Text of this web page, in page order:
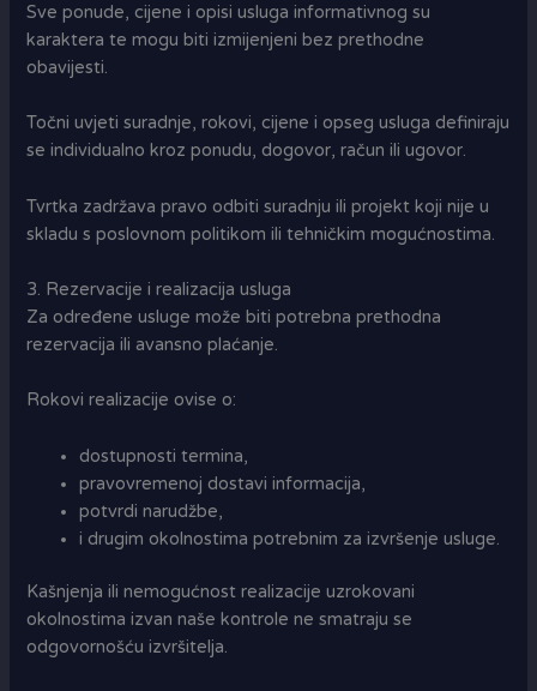
Sve ponude, cijene i opisi usluga informativnog su
karaktera te mogu biti izmijenjeni bez prethodne
obavijesti.
Točni uvjeti suradnje, rokovi, cijene i opseg usluga definiraju
se individualno kroz ponudu, dogovor, račun ili ugovor.
Tvrtka zadržava pravo odbiti suradnju ili projekt koji nije u
skladu s poslovnom politikom ili tehničkim mogućnostima.
3. Rezervacije i realizacija usluga
Za određene usluge može biti potrebna prethodna
rezervacija ili avansno plaćanje.
Rokovi realizacije ovise o:
dostupnosti termina,
pravovremenoj dostavi informacija,
potvrdi narudžbe,
i drugim okolnostima potrebnim za izvršenje usluge.
Kašnjenja ili nemogućnost realizacije uzrokovani
okolnostima izvan naše kontrole ne smatraju se
odgovornošću izvršitelja.